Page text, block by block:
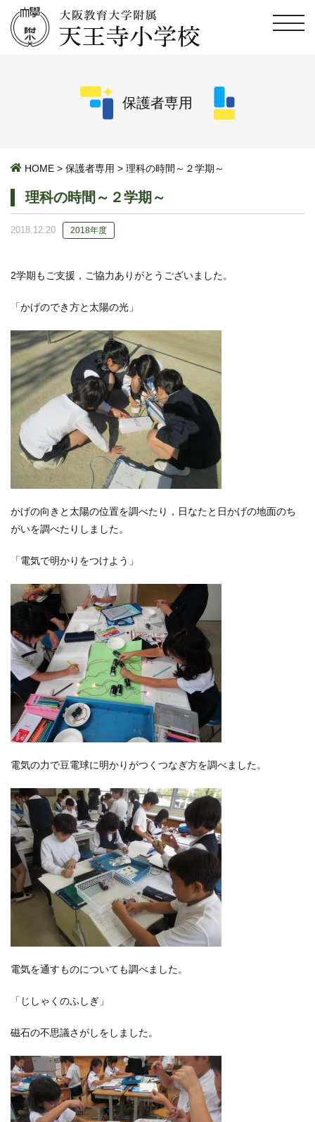
保護者専用
HOME > 保護者専用 > 理科の時間～２学期～
理科の時間～２学期～
2018.12.20 2018年度
2学期もご支援，ご協力ありがとうございました。
「かげのでき方と太陽の光」
かげの向きと太陽の位置を調べたり，日なたと日かげの地面のち
がいを調べたりしました。
「電気で明かりをつけよう」
電気の力で豆電球に明かりがつくつなぎ方を調べました。
電気を通すものについても調べました。
「じしゃくのふしぎ」
磁石の不思議さがしをしました。